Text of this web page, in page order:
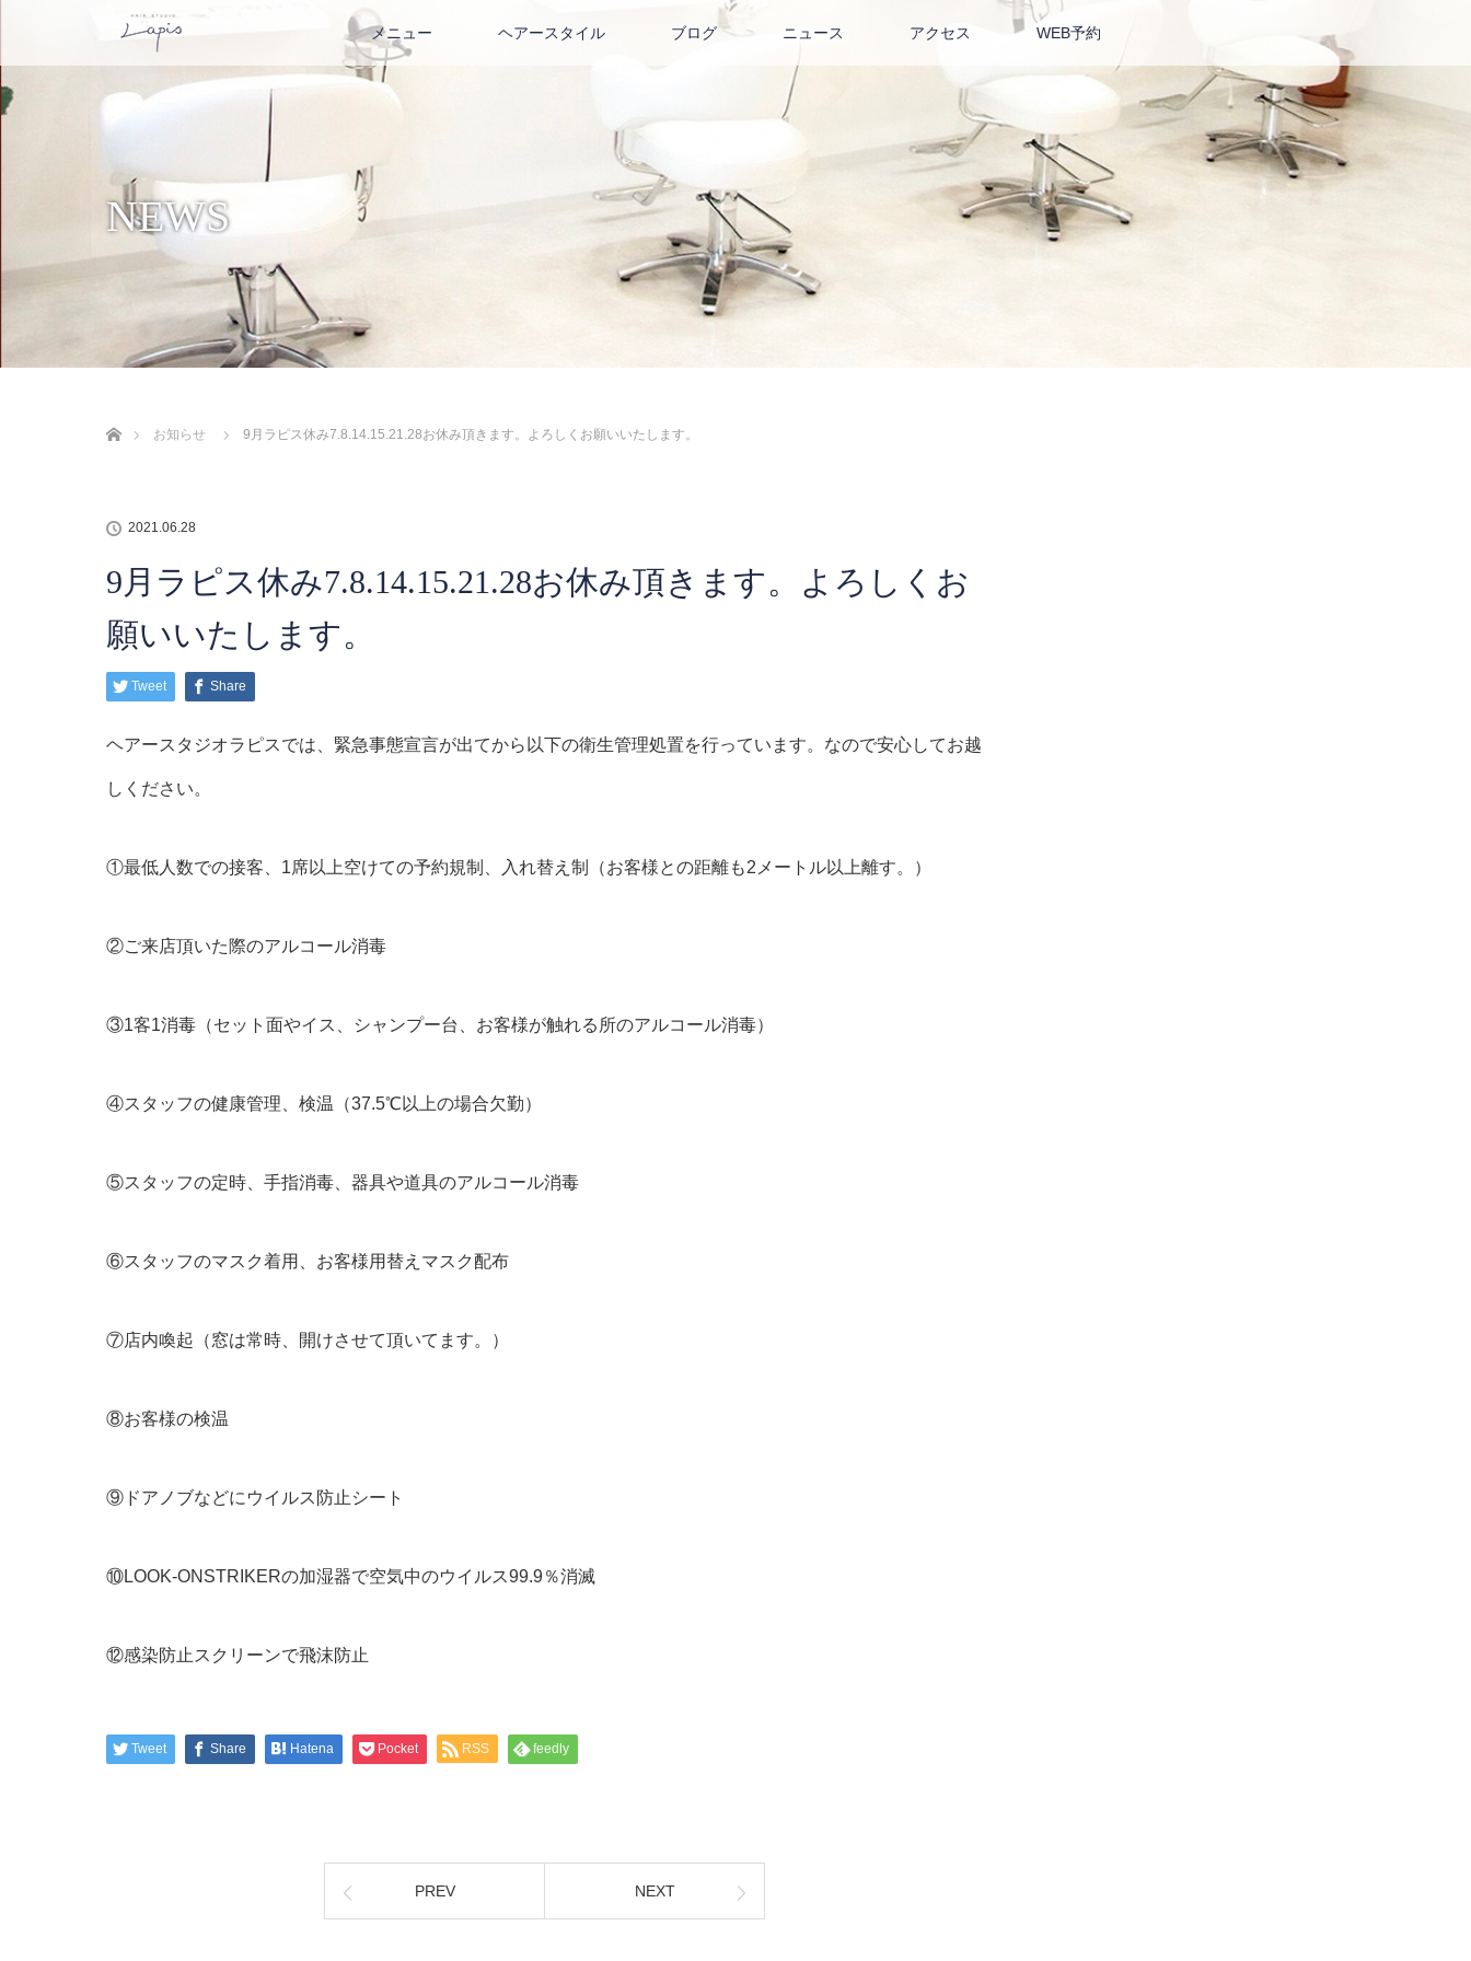
メニュー ヘアースタイル ブログ ニュース アクセス WEB予約
NEWS
お知らせ
9月ラピス休み7.8.14.15.21.28お休み頂きます。よろしくお願いいたします。
2021.06.28
9月ラピス休み7.8.14.15.21.28お休み頂きます。よろしくお
願いいたします。
Tweet Share
ヘアースタジオラピスでは、緊急事態宣言が出てから以下の衛生管理処置を行っています。なので安心してお越
しください。
①最低人数での接客、1席以上空けての予約規制、入れ替え制（お客様との距離も2メートル以上離す。）
②ご来店頂いた際のアルコール消毒
③1客1消毒（セット面やイス、シャンプー台、お客様が触れる所のアルコール消毒）
④スタッフの健康管理、検温（37.5℃以上の場合欠勤）
⑤スタッフの定時、手指消毒、器具や道具のアルコール消毒
⑥スタッフのマスク着用、お客様用替えマスク配布
⑦店内喚起（窓は常時、開けさせて頂いてます。）
⑧お客様の検温
⑨ドアノブなどにウイルス防止シート
⑩LOOK-ONSTRIKERの加湿器で空気中のウイルス99.9％消滅
⑫感染防止スクリーンで飛沫防止
Tweet Share Hatena Pocket RSS feedly
PREV NEXT